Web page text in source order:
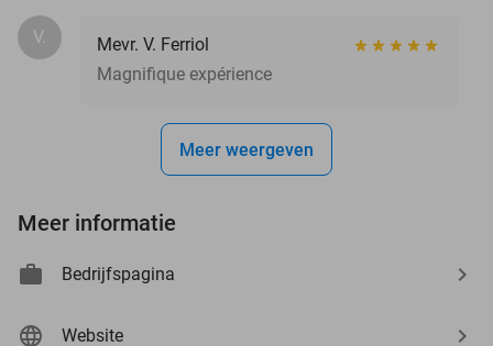
V.
Mevr. V. Ferriol
Magnifique expérience
Meer weergeven
Meer informatie
Bedrijfspagina
Website